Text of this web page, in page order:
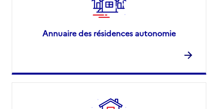
Annuaire des résidences autonomie